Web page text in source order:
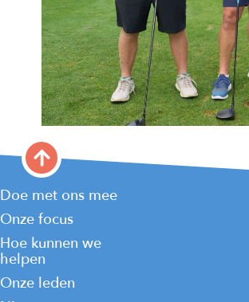
Main
navigation
Doe met ons mee
Onze focus
Hoe kunnen we
helpen
Onze leden